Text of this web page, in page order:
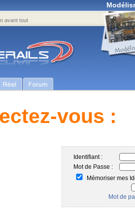
avant tout
vous :
Identifiant :
Mot de Passe :
Mémoriser mes
Mot de